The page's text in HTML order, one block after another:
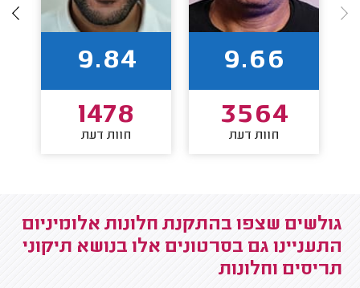
9.66
3564
חוות דעת
9.84
1478
חוות דעת
גולשים שצפו בהתקנת חלונות אלומיניום
התעניינו גם בסרטונים אלו בנושא תיקוני
תריסים וחלונות